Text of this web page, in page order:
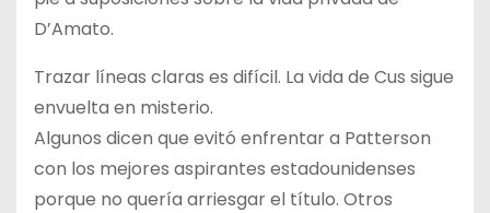
D’Amato.
Trazar líneas claras es difícil. La vida de Cus sigue
envuelta en misterio.
Algunos dicen que evitó enfrentar a Patterson
con los mejores aspirantes estadounidenses
porque no quería arriesgar el título. Otros